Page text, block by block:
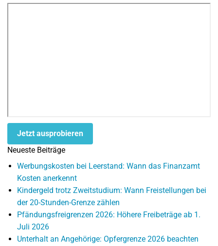
Jetzt ausprobieren
Neueste Beiträge
Werbungskosten bei Leerstand: Wann das Finanzamt
Kosten anerkennt
Kindergeld trotz Zweitstudium: Wann Freistellungen bei
der 20-Stunden-Grenze zählen
Pfändungsfreigrenzen 2026: Höhere Freibeträge ab 1.
Juli 2026
Unterhalt an Angehörige: Opfergrenze 2026 beachten